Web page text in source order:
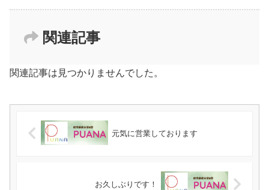
関連記事
関連記事は見つかりませんでした。
元気に営業しております
お久しぶりです！